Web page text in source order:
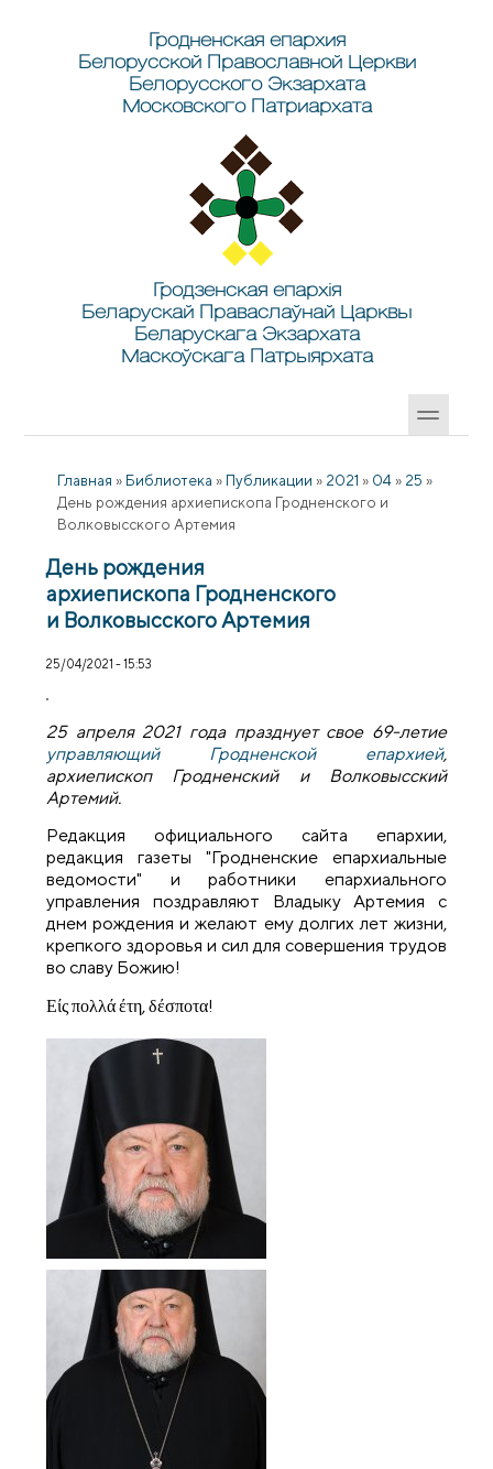
Гродненская епархия
Белорусской Православной Церкви
Белорусского Экзархата
Московского Патриархата
Гродзенская епархія
Беларускай Праваслаўнай Царквы
Беларускага Экзархата
Маскоўскага Патрыярхата
Главная » Библиотека » Публикации » 2021 » 04 » 25 »
День рождения архиепископа Гродненского и
Волковысского Артемия
День рождения
архиепископа Гродненского
и Волковысского Артемия
25/04/2021 - 15:53
25 апреля 2021 года празднует свое 69-летие
управляющий Гродненской епархией,
архиепископ Гродненский и Волковысский
Артемий.
Редакция официального сайта епархии,
редакция газеты "Гродненские епархиальные
ведомости" и работники епархиального
управления поздравляют Владыку Артемия с
днем рождения и желают ему долгих лет жизни,
крепкого здоровья и сил для совершения трудов
во славу Божию!
Είς πολλά έτη, δέσποτα!